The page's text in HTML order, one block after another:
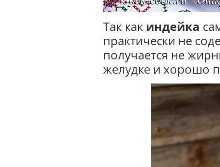
Так как индейка
практически не
получается не
желудке и хорошо